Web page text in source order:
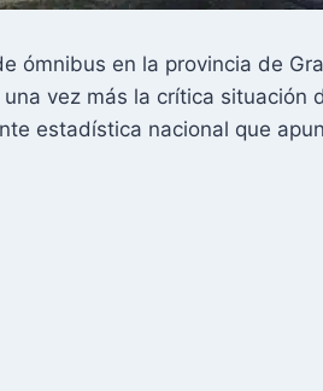
ómnibus en la provincia de
vez más la crítica
estadística nacional que